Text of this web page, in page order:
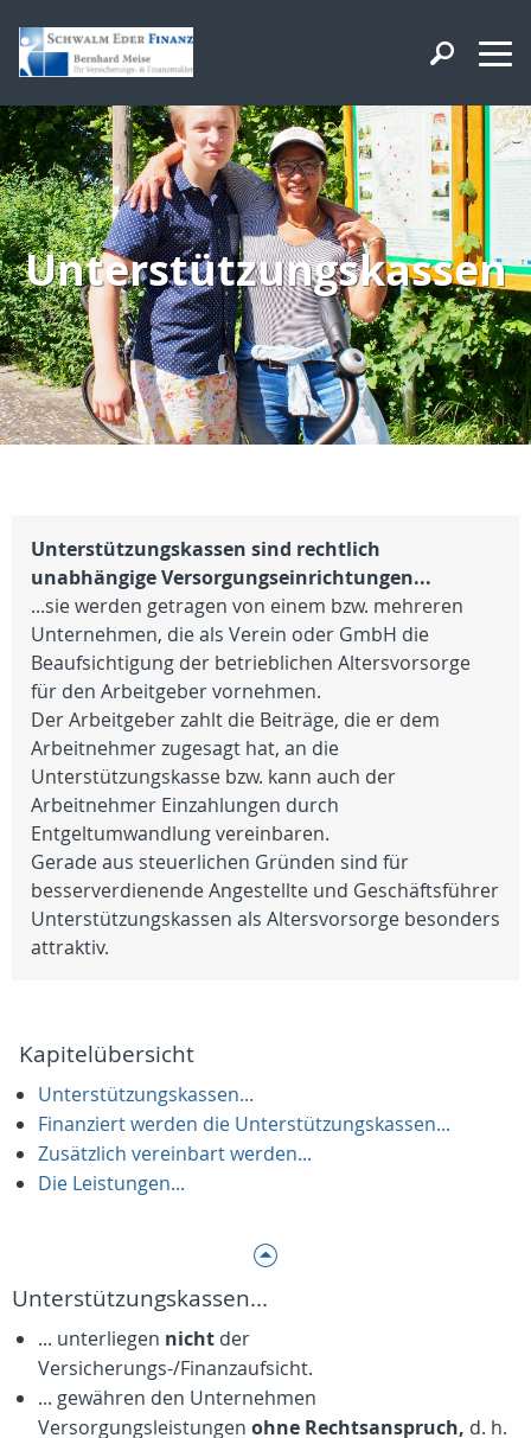
Unterstützungskassen
Unterstützungskassen sind rechtlich
unabhängige Versorgungseinrichtungen...
...sie werden getragen von einem bzw. mehreren
Unternehmen, die als Verein oder GmbH die
Beaufsichtigung der betrieblichen Altersvorsorge
für den Arbeitgeber vornehmen.
Der Arbeitgeber zahlt die Beiträge, die er dem
Arbeitnehmer zugesagt hat, an die
Unterstützungskasse bzw. kann auch der
Arbeitnehmer Einzahlungen durch
Entgeltumwandlung vereinbaren.
Gerade aus steuerlichen Gründen sind für
besserverdienende Angestellte und Geschäftsführer
Unterstützungskassen als Altersvorsorge besonders
attraktiv.
Kapitelübersicht
Unterstützungskassen...
Finanziert werden die Unterstützungskassen...
Zusätzlich vereinbart werden...
Die Leistungen...
Unterstützungskassen...
... unterliegen nicht der
Versicherungs-/Finanzaufsicht.
... gewähren den Unternehmen
Versorgungsleistungen ohne Rechtsanspruch, d. h.